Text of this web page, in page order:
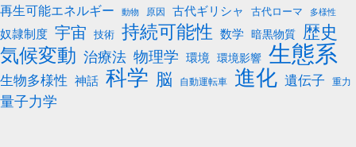
再生可能エネルギー
動物 原因 古代ギリシャ 古代ローマ 多様性
奴隷制度 宇宙 技術 持続可能性 数学 暗黒物質 歴史
気候変動 治療法 物理学 環境 環境影響 生態系
生物多様性 神話 科学 脳 自動運転車 進化 遺伝子 重力
量子力学